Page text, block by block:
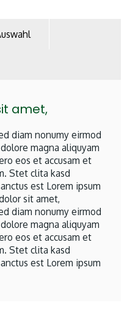
amet,
diam nonumy eirmod
magna aliquyam
eos et accusam et
Stet clita kasd
est Lorem ipsum
sit amet,
diam nonumy eirmod
magna aliquyam
eos et accusam et
Stet clita kasd
est Lorem ipsum